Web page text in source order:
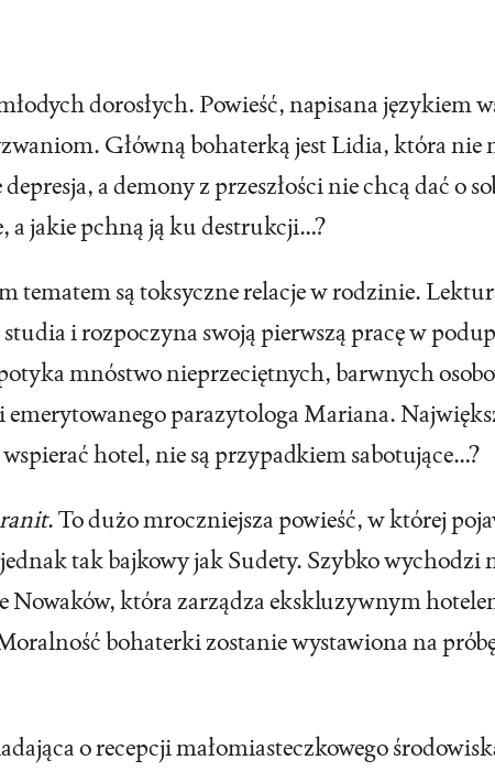
dorosłych. Powieść, napisana językiem
Główną bohaterką jest Lidia, która nie
a demony z przeszłości nie chcą dać o
a jakie pchną ją ku destrukcji…?
tematem są toksyczne relacje w rodzinie.
i rozpoczyna swoją pierwszą pracę w
mnóstwo nieprzeciętnych, barwnych
parazytologa Mariana.
hotel, nie są przypadkiem sabotujące…?
. To dużo mroczniejsza powieść, w której
tak bajkowy jak Sudety. Szybko wychodzi
Nowaków, która zarządza ekskluzywnym
bohaterki zostanie wystawiona na
o recepcji małomiasteczkowego